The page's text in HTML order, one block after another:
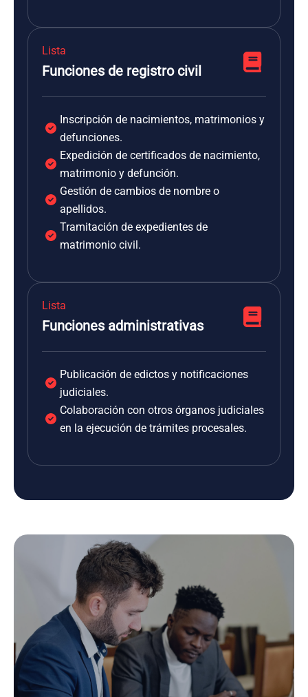
Lista
Funciones de registro civil
Inscripción de nacimientos, matrimonios y
defunciones.
Expedición de certificados de nacimiento,
matrimonio y defunción.
Gestión de cambios de nombre o
apellidos.
Tramitación de expedientes de
matrimonio civil.
Lista
Funciones administrativas
Publicación de edictos y notificaciones
judiciales.
Colaboración con otros órganos judiciales
en la ejecución de trámites procesales.